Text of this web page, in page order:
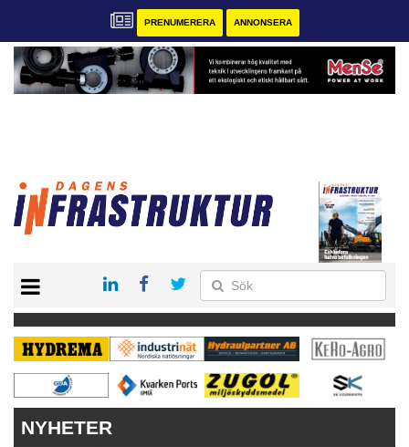
PRENUMERERA ANNONSERA
KONTAKT
VÅRA ANDRA MAGASIN
PRENUMERERA
ANNONSERA
NYHETER